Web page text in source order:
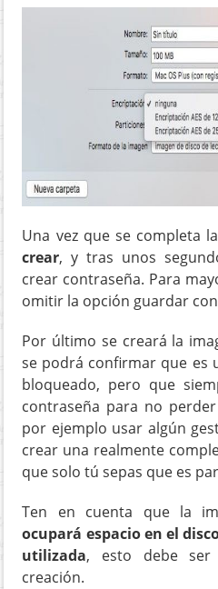
Una vez que se completa
crear, y tras unos
crear contraseña. Para
omitir la opción guardar
Por último se creará la
se podrá confirmar que es
bloqueado, pero que
contraseña para no
por ejemplo usar algún
crear una realmente
que solo tú sepas que es
Ten en cuenta que la
ocupará espacio en el
utilizada, esto debe ser
creación.